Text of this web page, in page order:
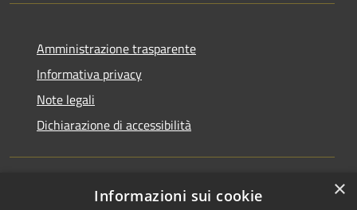
Amministrazione trasparente
Informativa privacy
Note legali
Dichiarazione di accessibilità
Copyright © 2026 • Comune di
×
Informazioni sui cookie